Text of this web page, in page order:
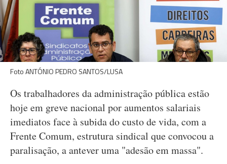
Foto ANTÓNIO PEDRO SANTOS/LUSA
Os trabalhadores da administração pública estão
hoje em greve nacional por aumentos salariais
imediatos face à subida do custo de vida, com a
Frente Comum, estrutura sindical que convocou a
paralisação, a antever uma "adesão em massa".